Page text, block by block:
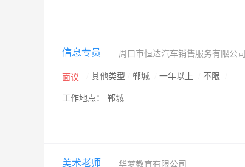
信息专员 周口市恒达汽车销售服务有限公司
面议 其他类型 郸城 一年以上 不限
工作地点： 郸城
美术老师 华梦教育有限公司